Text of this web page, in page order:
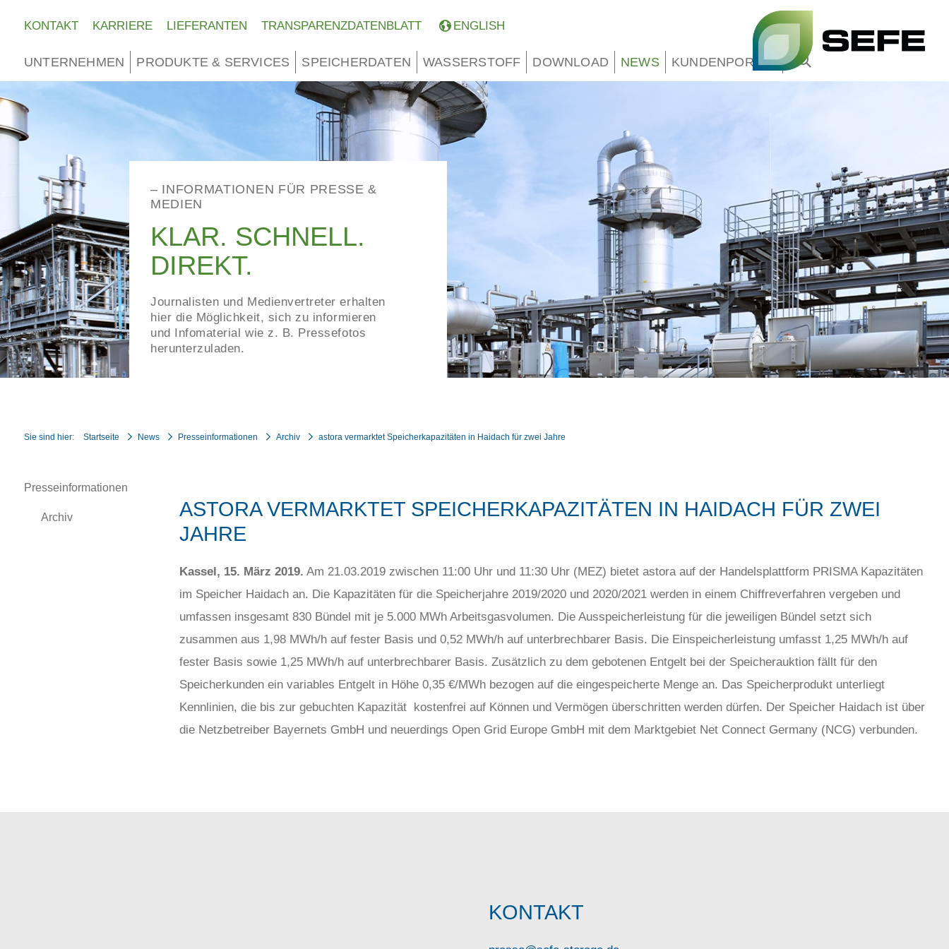
UNTERNEHMEN PRODUKTE & SERVICES SPEICHERDATEN WASSERSTOFF DOWNLOAD NEWS KUNDENPORTAL
KONTAKT KARRIERE LIEFERANTEN TRANSPARENZDATENBLATT ENGLISH
– INFORMATIONEN FÜR PRESSE &
MEDIEN
KLAR. SCHNELL.
DIREKT.
Journalisten und Medienvertreter erhalten
hier die Möglichkeit, sich zu informieren
und Infomaterial wie z. B. Pressefotos
herunterzuladen.
Sie sind hier: Startseite News Presseinformationen Archiv astora vermarktet Speicherkapazitäten in Haidach für zwei Jahre
Presseinformationen
Archiv
ASTORA VERMARKTET SPEICHERKAPAZITÄTEN IN HAIDACH FÜR ZWEI
JAHRE
Kassel, 15. März 2019. Am 21.03.2019 zwischen 11:00 Uhr und 11:30 Uhr (MEZ) bietet astora auf der Handelsplattform PRISMA Kapazitäten
im Speicher Haidach an. Die Kapazitäten für die Speicherjahre 2019/2020 und 2020/2021 werden in einem Chiffreverfahren vergeben und
umfassen insgesamt 830 Bündel mit je 5.000 MWh Arbeitsgasvolumen. Die Ausspeicherleistung für die jeweiligen Bündel setzt sich
zusammen aus 1,98 MWh/h auf fester Basis und 0,52 MWh/h auf unterbrechbarer Basis. Die Einspeicherleistung umfasst 1,25 MWh/h auf
fester Basis sowie 1,25 MWh/h auf unterbrechbarer Basis. Zusätzlich zu dem gebotenen Entgelt bei der Speicherauktion fällt für den
Speicherkunden ein variables Entgelt in Höhe 0,35 €/MWh bezogen auf die eingespeicherte Menge an. Das Speicherprodukt unterliegt
Kennlinien, die bis zur gebuchten Kapazität kostenfrei auf Können und Vermögen überschritten werden dürfen. Der Speicher Haidach ist über
die Netzbetreiber Bayernets GmbH und neuerdings Open Grid Europe GmbH mit dem Marktgebiet Net Connect Germany (NCG) verbunden.
KONTAKT